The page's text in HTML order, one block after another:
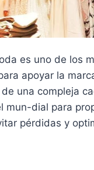
es uno de los
apoyar la
una compleja
mun-dial para
pérdidas y